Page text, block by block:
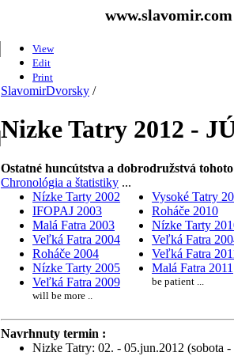
www.slavomir.com
View
Edit
Print
SlavomirDvorsky /
Nizke Tatry 2012 -
Ostatné huncútstva a dobrodružstvá
Chronológia a štatistiky ...
Nízke Tarty 2002
IFOPAJ 2003
Malá Fatra 2003
Veľká Fatra 2004
Roháče 2004
Nízke Tarty 2005
Veľká Fatra 2009
will be more ..
Vysoké Tatry
Roháče 2010
Nízke Tarty
Veľká Fatra
Veľká Fatra
Malá Fatra 2011
be patient ...
Navrhnuty termin :
Nizke Tatry: 02. - 05.jun.2012 (sobota